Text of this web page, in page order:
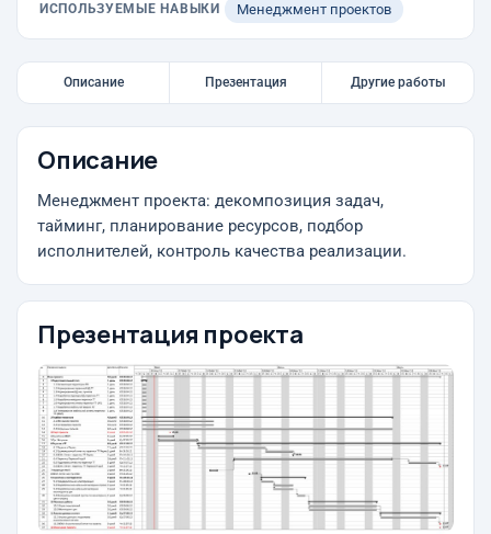
ИСПОЛЬЗУЕМЫЕ НАВЫКИ Менеджмент проектов
Описание Презентация Другие работы
Описание
Менеджмент проекта: декомпозиция задач,
тайминг, планирование ресурсов, подбор
исполнителей, контроль качества реализации.
Презентация проекта